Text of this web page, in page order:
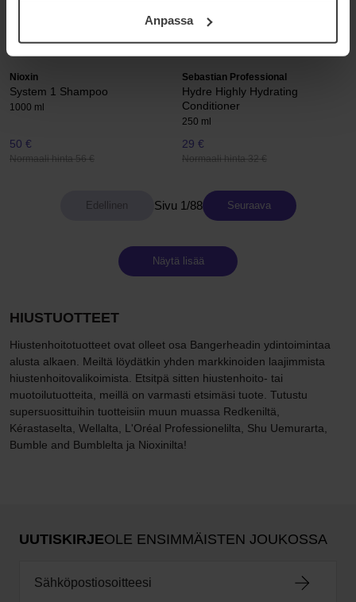
samt vår Integritetspolicy.Anpassa
Normaali hinta 222 €
29 €
Normaali hinta 32 €
Nioxin
System 1 Shampoo
1000 ml
50 €
Normaali hinta 56 €
Sebastian Professional
Hydre Highly Hydrating
Conditioner
250 ml
29 €
Normaali hinta 32 €
Sivu 1/88 Seuraava
Näytä lisää
HIUSTUOTTEET
Hiustenhoitotuotteet ovat olleet osa Bangerheadin ydintoimintaa
alusta alkaen. Meiltä löydätkin yhden markkinoiden laajimmista
hiustenhoitovalikoimista. Etsitpä sitten hiustenhoito- tai
muotoilutuotteita, meillä on varmasti etsimäsi tuote. Tutustu
supersuosittuihin tuotteisiin muun muassa Redkeniltä,
Kérastaselta, Wellalta, L'Oréal Professionelilta, Shu Uemurarta,
Bumble and Bumblelta ja Nioxinilta!
UUTISKIRJEOLE ENSIMMÄISTEN JOUKOSSA